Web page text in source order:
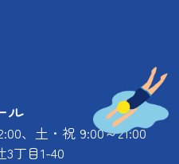
ル
、土・祝 9:00～21:00
3丁目1-40